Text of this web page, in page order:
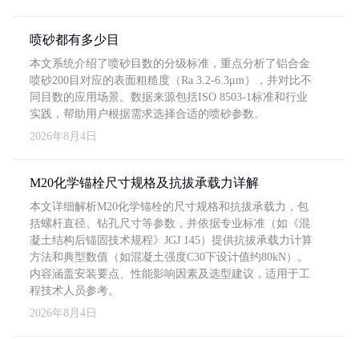
喷砂都有多少目
本文系统介绍了喷砂目数的分级标准，重点分析了铝合金
喷砂200目对应的表面粗糙度（Ra 3.2-6.3μm），并对比不
同目数的应用场景。数据来源包括ISO 8503-1标准和行业
实践，帮助用户根据需求选择合适的喷砂参数。
2026年8月4日
M20化学锚栓尺寸规格及抗拔承载力详解
本文详细解析M20化学锚栓的尺寸规格和抗拔承载力，包
括螺杆直径、钻孔尺寸等参数，并依据专业标准（如《混
凝土结构后锚固技术规程》JGJ 145）提供抗拔承载力计算
方法和典型数值（如混凝土强度C30下设计值约80kN）。
内容涵盖安装要点、性能影响因素及选型建议，适用于工
程技术人员参考。
2026年8月4日